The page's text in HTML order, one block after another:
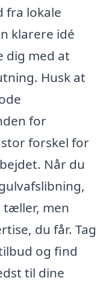
fra lokale
klarere idé
dig med at
Husk at
for
forskel for
Når du
tæller, men
du får. Tag
og find
til dine